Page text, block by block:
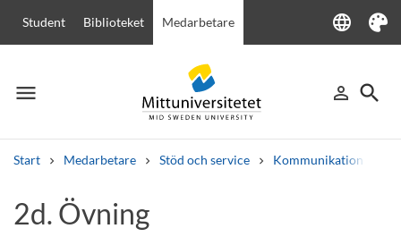
Student Biblioteket Medarbetare language
Language
Tema
menu
Meny person_outline
Logga in
search
Sök
Start Medarbetare Stöd och service Kommunikation
Andra söktjänster
2d. Övning